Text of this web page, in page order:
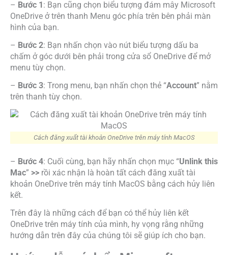
– Bước 1 : Bạn cũng chọn biểu tượng đám mây Microsoft
OneDrive ở trên thanh Menu góc phía trên bên phải màn
hình của bạn.
– Bước 2: Bạn nhấn chọn vào nút biểu tượng dấu ba
chấm ở góc dưới bên phải trong cửa sổ OneDrive để mở
menu tùy chọn.
– Bước 3: Trong menu, bạn nhấn chọn thẻ “Account” nằm
trên thanh tùy chọn.
Cách đăng xuất tài khoản OneDrive trên máy tính MacOS
– Bước 4: Cuối cùng, bạn hãy nhấn chọn mục “Unlink this
Mac” >> rồi xác nhận là hoàn tất cách đăng xuất tài
khoản OneDrive trên máy tính MacOS bằng cách hủy liên
kết.
Trên đây là những cách để bạn có thể hủy liên kết
OneDrive trên máy tính của mình, hy vọng rằng những
hướng dẫn trên đây của chúng tôi sẽ giúp ích cho bạn.